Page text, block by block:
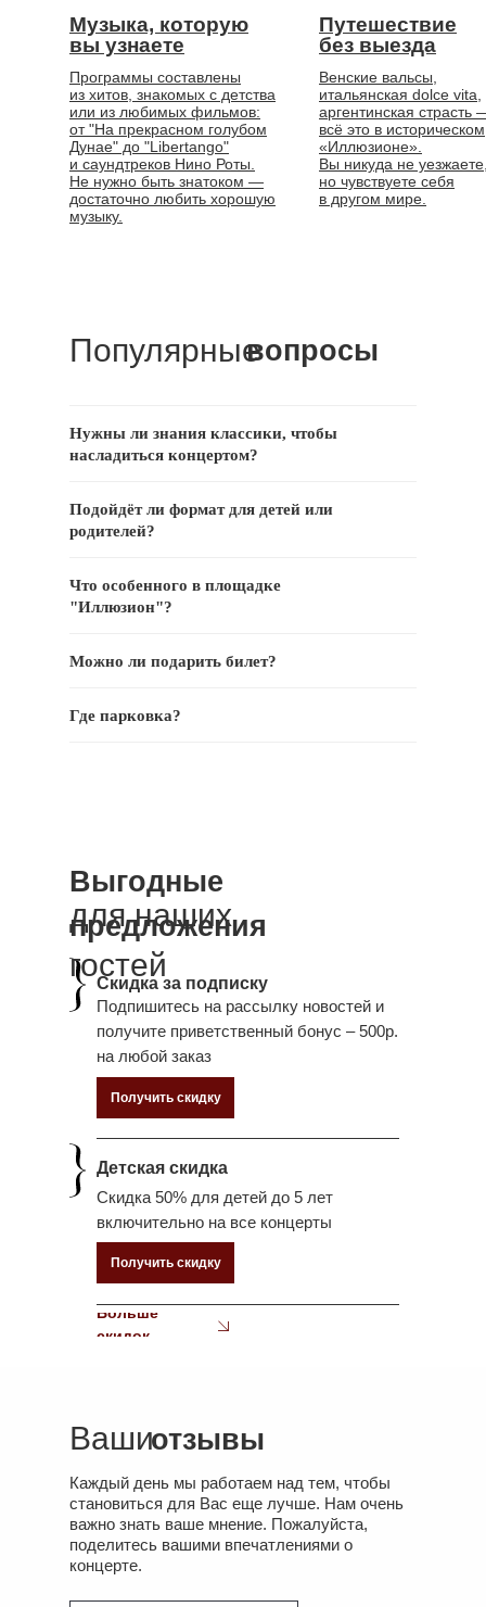
Музыка, которую
вы узнаете
Программы составлены
из хитов, знакомых с детства
или из любимых фильмов:
от "На прекрасном голубом
Дунае" до "Libertango"
и саундтреков Нино Роты.
Не нужно быть знатоком —
достаточно любить хорошую
музыку.
Путешествие
без выезда
Венские вальсы,
итальянская dolce vita,
аргентинская страсть
всё это в историческом
«Иллюзионе».
Вы никуда не
но чувствуете себя
в другом мире.
Популярныевопросы
Нужны ли знания классики, чтобы
насладиться концертом?
Подойдёт ли формат для детей или
родителей?
Что особенного в площадке
"Иллюзион"?
Можно ли подарить билет?
Где парковка?
Детская скидка
Скидка 50% для детей до 5 лет
включительно на все концерты
Получить скидку
Скидка за подписку
Подпишитесь на рассылку новостей и
получите приветственный бонус – 500р.
на любой заказ
Получить скидку
для наших
гостей
Выгодные
предложения
Больше
скидок
Каждый день мы работаем над тем, чтобы
становиться для Вас еще лучше. Нам очень
важно знать ваше мнение. Пожалуйста,
поделитесь вашими впечатлениями о
концерте.
Вашиотзывы